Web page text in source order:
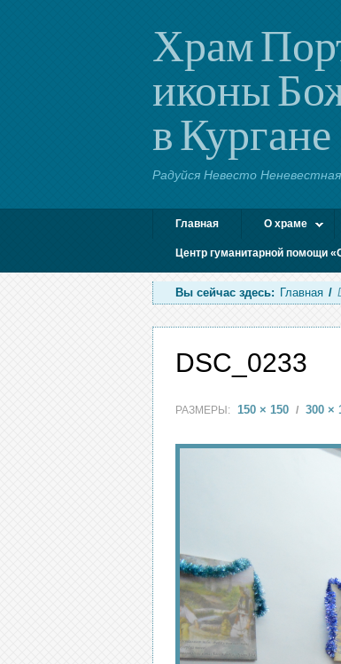
Храм
иконы
в Кургане
Радуйся Невесто
Главная О храме
Центр гуманитарной помощи
Вы сейчас здесь: Главная /
DSC_0233
РАЗМЕРЫ: 150 × 150 / 300 ×